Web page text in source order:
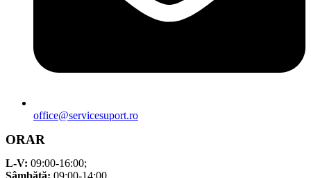
office@servicesuport.ro
ORAR
L-V: 09:00-16:00;